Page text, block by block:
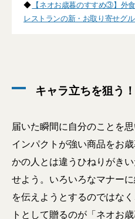
◆ 【ネオお歳暮のすすめ③】外
レストランの新・お取り寄せグル
キャラ立ちを狙う！
届いた瞬間に自分のことを
インパクトが強い商品をお
かの人とは違うひねりがき
せよう。いろいろなマナー
を伝えようとするのではな
トとして贈るのが「ネオお歳